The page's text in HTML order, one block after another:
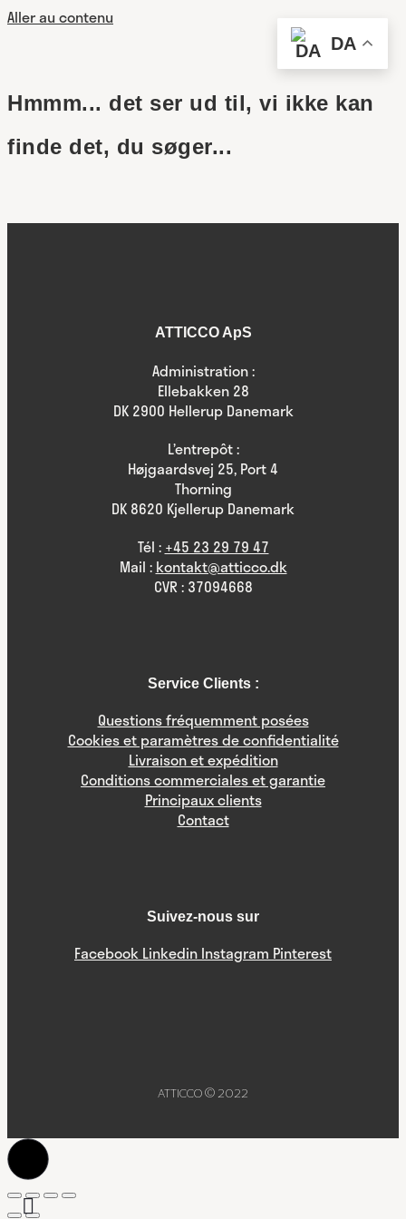
Aller au contenu
Hmmm... det ser ud til, vi ikke kan
finde det, du søger...
ATTICCO ApS
Administration :
Ellebakken 28
DK 2900 Hellerup Danemark
L’entrepôt :
Højgaardsvej 25, Port 4
Thorning
DK 8620 Kjellerup Danemark
Tél : +45 23 29 79 47
Mail : kontakt@atticco.dk
CVR : 37094668
Service Clients :
Questions fréquemment posées
Cookies et paramètres de confidentialité
Livraison et expédition
Conditions commerciales et garantie
Principaux clients
Contact
Suivez-nous sur
Facebook Linkedin Instagram Pinterest
ATTICCO © 2022
DA